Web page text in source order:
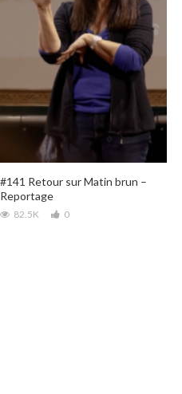
#141 Retour sur Matin brun –
Reportage
82.5K 0